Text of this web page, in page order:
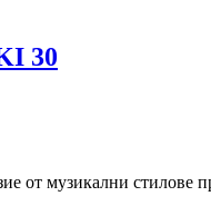
30
от музикални стилове